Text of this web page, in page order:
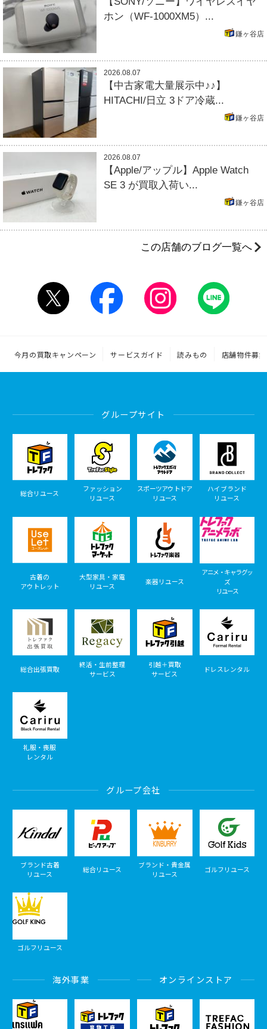
ホン（WF-1000XM5）...
鎌ヶ谷店
2026.08.07
【中古家電大量展示中♪♪】
HITACHI/日立 3ドア冷蔵...
鎌ヶ谷店
2026.08.07
【Apple/アップル】Apple Watch
SE 3 が買取入荷い...
鎌ヶ谷店
この店舗のブログ一覧へ
今月の買取キャンペーン サービスガイド 読みもの 店舗物件募集
グループサイト
総合リユース
ファッション
リユース
スポーツアウトドア
リユース
ハイブランド
リユース
古着の
アウトレット
大型家具・家電
リユース
楽器リユース
アニメ・キャラグッ
ズ
リユース
総合出張買取
終活・生前整理
サービス
引越＋買取
サービス
ドレスレンタル
礼服・喪服
レンタル
グループ会社
ブランド古着
リユース
総合リユース
ブランド・貴金属
リユース
ゴルフリユース
ゴルフリユース
海外事業 オンラインストア